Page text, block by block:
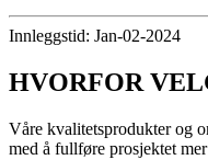
Innleggstid: Jan-02-2024
HVORFOR
Våre kvalitetsprodukter og
med å fullføre prosjektet